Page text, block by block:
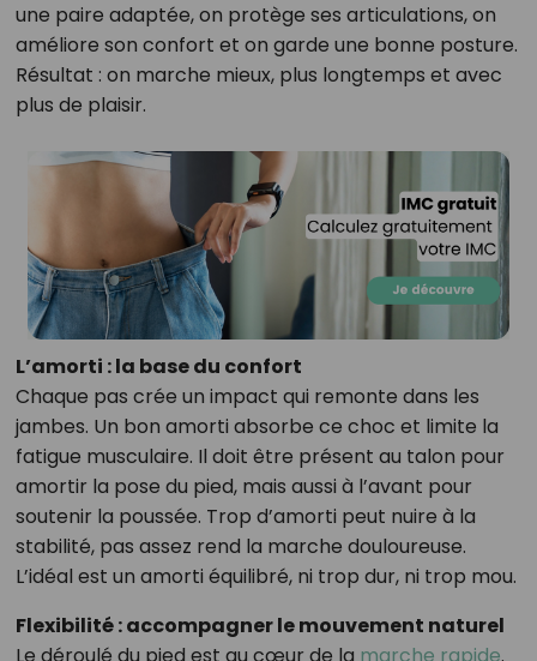
une paire adaptée, on protège ses articulations, on
améliore son confort et on garde une bonne posture.
Résultat : on marche mieux, plus longtemps et avec
plus de plaisir.
L’amorti : la base du confort
Chaque pas crée un impact qui remonte dans les
jambes. Un bon amorti absorbe ce choc et limite la
fatigue musculaire. Il doit être présent au talon pour
amortir la pose du pied, mais aussi à l’avant pour
soutenir la poussée. Trop d’amorti peut nuire à la
stabilité, pas assez rend la marche douloureuse.
L’idéal est un amorti équilibré, ni trop dur, ni trop mou.
Flexibilité : accompagner le mouvement naturel